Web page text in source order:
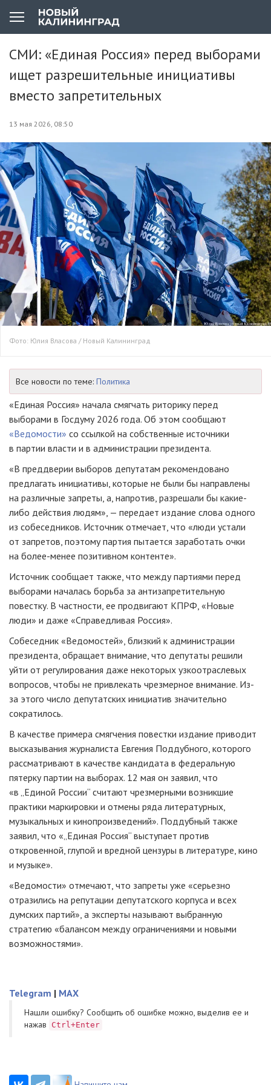
СМИ: «Единая Россия» перед выборами
ищет разрешительные инициативы
вместо запретительных
13 мая 2026, 08:50
Фото: Юлия Власова / Новый Калининград
Все новости по теме: Политика
«Единая Россия» начала смягчать риторику перед
выборами в Госдуму 2026 года. Об этом сообщают
«Ведомости» со ссылкой на собственные источники
в партии власти и в администрации президента.
«В преддверии выборов депутатам рекомендовано
предлагать инициативы, которые не были бы направлены
на различные запреты, а, напротив, разрешали бы какие-
либо действия людям», — передает издание слова одного
из собеседников. Источник отмечает, что «люди устали
от запретов, поэтому партия пытается заработать очки
на более-менее позитивном контенте».
Источник сообщает также, что между партиями перед
выборами началась борьба за антизапретительную
повестку. В частности, ее продвигают КПРФ, «Новые
люди» и даже «Справедливая Россия».
Собеседник «Ведомостей», близкий к администрации
президента, обращает внимание, что депутаты решили
уйти от регулирования даже некоторых узкоотраслевых
вопросов, чтобы не привлекать чрезмерное внимание. Из-
за этого число депутатских инициатив значительно
сократилось.
В качестве примера смягчения повестки издание приводит
высказывания журналиста Евгения Поддубного, которого
рассматривают в качестве кандидата в федеральную
пятерку партии на выборах. 12 мая он заявил, что
«в „Единой России“ считают чрезмерными возникшие
практики маркировки и отмены ряда литературных,
музыкальных и кинопроизведений». Поддубный также
заявил, что «„Единая Россия“ выступает против
откровенной, глупой и вредной цензуры в литературе, кино
и музыке».
«Ведомости» отмечают, что запреты уже «серьезно
отразились на репутации депутатского корпуса и всех
думских партий», а эксперты называют выбранную
стратегию «балансом между ограничениями и новыми
возможностями».
Telegram | MAX
Нашли ошибку? Cообщить об ошибке можно, выделив ее и
нажав
Ctrl+Enter